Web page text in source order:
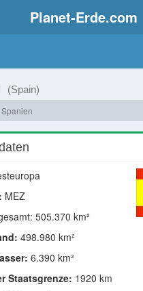
Planet-Erde.com
(Spain)
Spanien
MEZ
505.370 km²
498.980 km²
6.390 km²
Staatsgrenze: 1920 km